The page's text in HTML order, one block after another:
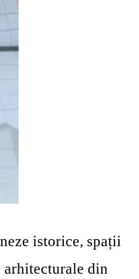
istorice, spații
arhitecturale din